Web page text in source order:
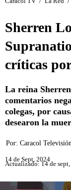
Sherren
críticas
La reina
comentarios
colegas, por
desearon la
Por: Caracol
14 de Sept, 2024
Actualizado: 14 de